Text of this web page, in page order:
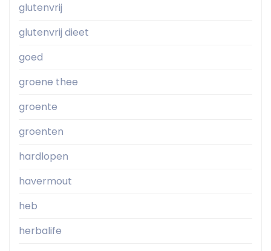
glutenvrij
glutenvrij dieet
goed
groene thee
groente
groenten
hardlopen
havermout
heb
herbalife